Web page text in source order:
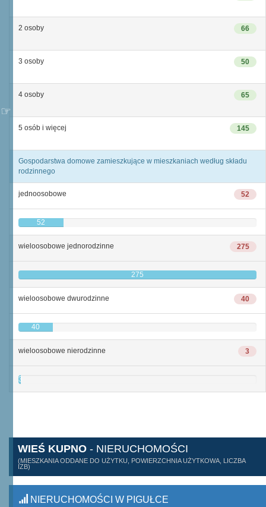
66
2 osoby
50
3 osoby
65
4 osoby
145
5 osób i więcej
Gospodarstwa domowe zamieszkujące w mieszkaniach według składu
rodzinnego
52
jednoosobowe
52
275
wieloosobowe jednorodzinne
275
40
wieloosobowe dwurodzinne
40
3
wieloosobowe nierodzinne
3
WIEŚ KUPNO - NIERUCHOMOŚCI
(MIESZKANIA ODDANE DO UŻYTKU, POWIERZCHNIA UŻYTKOWA, LICZBA
IZB)
NIERUCHOMOŚCI W PIGUŁCE